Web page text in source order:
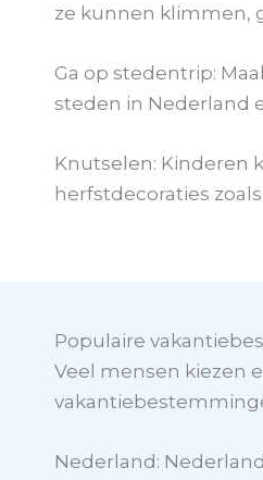
ze kunnen klimmen,
Ga op stedentrip:
steden in Nederland
Knutselen: Kinderen
herfstdecoraties
Populaire
Veel mensen kiezen
Nederland: